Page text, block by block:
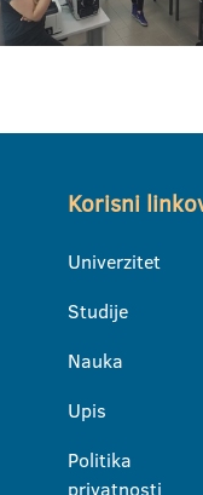
Korisni
Univerzitet
Studije
Nauka
Upis
Politika
privatnosti